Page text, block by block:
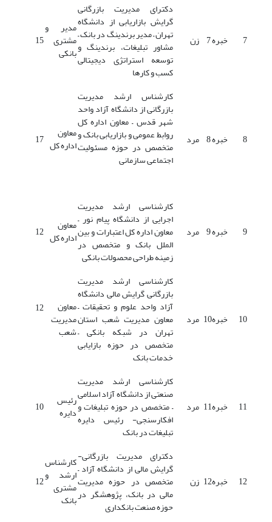
7 خبره 7 زن
دکترای مدیریت بازرگانی
گرایش بازاریابی از دانشگاه
تهران – مدیر برندینگ در بانک –
مشاور تبلیغات، برندینگ و
توسعه استراتژی دیجیتالی
کسب و کارها
مدیر و
مشتری
بانکی
15
8 خبره 8 مرد
کارشناس ارشد مدیریت
بازرگانی از دانشگاه آزاد واحد
شهر قدس – معاون اداره کل
روابط عمومی و بازاریابی بانک و
متخصص در حوزه مسئولیت
اجتماعی سازمانی
معاون
اداره کل 17
9 خبره 9 مرد
کارشناسی ارشد مدیریت
اجرایی از دانشگاه پیام نور –
معاون اداره کل اعتبارات و بین
الملل بانک و متخصص در
زمینه طراحی محصولات بانکی
معاون
اداره کل 12
10 خبره10 مرد
کارشناسی ارشد مدیریت
بازرگانی گرایش مالی دانشگاه
آزاد واحد علوم و تحقیقات –
معاون مدیریت شعب استان
تهران در شبکه بانکی –
متخصص در حوزه بازایابی
خدمات بانک
معاون
مدیریت
شعب
12
11 خبره11 مرد
کارشناسی ارشد مدیریت
صنعتی از دانشگاه آزاد اسلامی
– متخصص در حوزه تبلیغات و
افکارسنجی- رئیس دایره
تبلیغات در بانک
رئیس
دایره 10
12 خبره12 زن
دکترای مدیریت بازرگانی-
گرایش مالی از دانشگاه آزاد –
متخصص در حوزه مدیریت
مالی در بانک، پژوهشگر در
حوزه صنعت بانکداری
کارشناس
ارشد و
مشتری
بانک
12